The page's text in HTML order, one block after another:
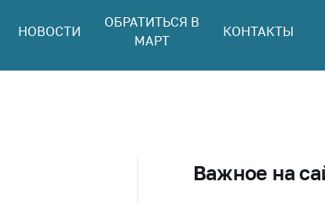
НОВОСТИ
ОБРАТИТЬСЯ В
МАРТ
КОНТАКТЫ
Важное на